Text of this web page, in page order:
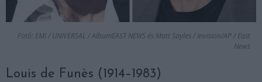
Fotó: EMI / UNIVERSAL / AlbumEAST NEWS és Matt Sayles / Invision/AP / East
News
Louis de Funès (1914–1983)